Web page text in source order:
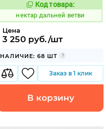
Код:
1128009
Код товара:
нектар дальней ветви
Цена
3 250 руб./шт
НАЛИЧИЕ: 68 ШТ
Заказ в 1 клик
В корзину